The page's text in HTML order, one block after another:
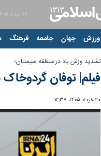
۱۷ مرداد ۱۴۰۵
ورزش جهان جامعه فرهنگ
تشدید وزش باد در منطقه سیستان؛
فیلم| توفان
۳۰ خرداد ۱۴۰۵، ۱۲:۳۷